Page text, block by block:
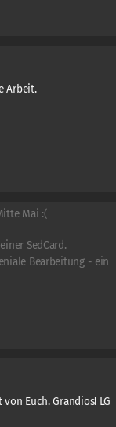
Arbeit.
Mai :(
SedCard.
Bearbeitung - ein
Euch. Grandios! LG